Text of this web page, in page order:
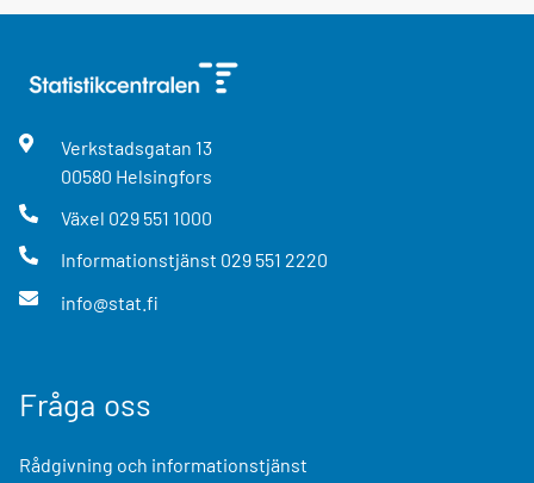
Verkstadsgatan 13
00580 Helsingfors
Växel 029 551 1000
Informationstjänst 029 551 2220
info@stat.fi
Fråga oss
Rådgivning och informationstjänst